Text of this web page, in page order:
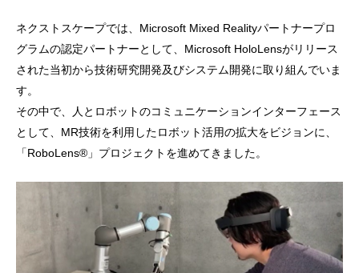
ネクストスケープでは、Microsoft Mixed Realityパートナープロ
グラムの認定パートナーとして、Microsoft HoloLensがリリース
された当初から技術研究開発及びシステム開発に取り組んでいま
す。
その中で、人とロボットのコミュニケーションインターフェース
として、MR技術を利用したロボット活用の拡大をビジョンに、
「RoboLens®」プロジェクトを進めてきました。